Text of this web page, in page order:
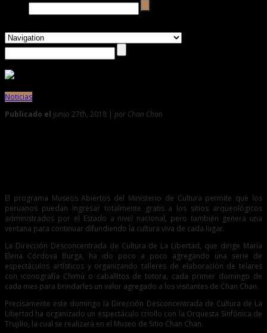
Noticias
Publicado el junio 27th, 2018 | por Chan Chan
El programa Museos Abiertos del Ministerio de Cultura permite que los
peruanos puedan ingresar totalmente gratis a los sitios arqueológicos
administrados por el Estado a nivel nacional, pero también genera una
ventana para continuar difundiendo la cultura viva de cada lugar.
La Dirección Desconcentrada de Cultura de La Libertad, que dirige María
Elena Córdova Burga, ha ido poco a poco agregando una serie de
espectáculos artísticos y organizando talleres de elaboración de telares
con iconografía Chimú o caballitos de totora, cada primer domingo de
cada mes para brindarles un valor agregado a los visitantes de Chan Chan.
Precisamente este domingo la Dirección Desconcentrada de Cultura de La
Libertad ha organizado un espectáculo criollo con la Orquesta Sinfónica de
Trujillo, la cual se realizará en el Museo de Sitio Chan Chan.